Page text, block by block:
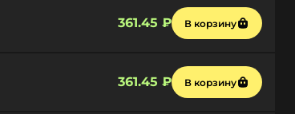
361.45 ₽ В корзину
361.45 ₽ В корзину